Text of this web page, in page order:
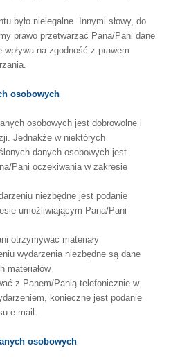
było nielegalne. Innymi słowy, do
prawo przetwarzać Pana/Pani dane
wpływa na zgodność z prawem
osobowych
osobowych jest dobrowolne i
Jednakże w niektórych
danych osobowych jest
Pani oczekiwania w zakresie
niezbędne jest podanie
umożliwiającym Pana/Pani
otrzymywać materiały
wydarzenia niezbędne są dane
materiałów
z Panem/Panią telefonicznie w
konieczne jest podanie
e-mail.
osobowych